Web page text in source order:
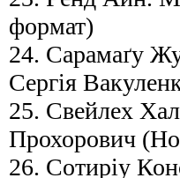
формат)
24. Сарамаґу
Сергія
25. Свейлех
Прохорович
26. Сотиріу